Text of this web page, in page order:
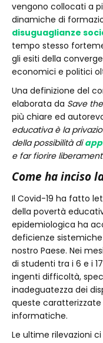
vengono collocati a
dinamiche di
disuguaglianze
tempo stesso
gli esiti della
economici e politici
Una definizione del
elaborata da Save
più chiare ed
educativa è la
della possibilità di
e far fiorire
Come ha inciso
Il Covid-19 ha fatto
della povertà
epidemiologica ha
deficienze
nostro Paese. Nei
di studenti tra i 6 e i
ingenti difficoltà,
inadeguatezza dei
queste
informatiche.
Le ultime rilevazioni